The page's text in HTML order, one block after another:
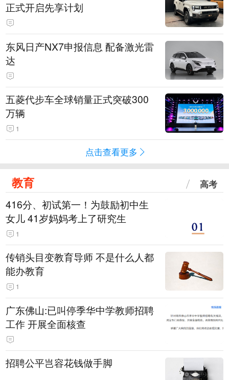
正式开启先享计划
东风日产NX7申报信息 配备激光雷
达
五菱代步车全球销量正式突破300
万辆
1
点击查看更多
教育 高考
416分、初试第一！为鼓励初中生
女儿 41岁妈妈考上了研究生
1
传销头目变教育导师 不是什么人都
能办教育
1
广东佛山:已叫停季华中学教师招聘
工作 开展全面核查
招聘公平岂容花钱做手脚